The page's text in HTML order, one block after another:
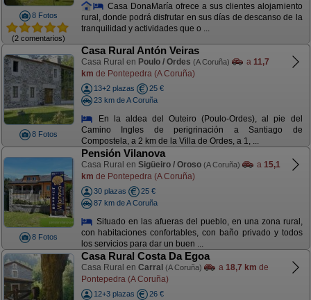
8 Fotos
(2 comentarios)
Casa DonaMaría ofrece a sus clientes alojamiento
rural, donde podrá disfrutar en sus días de descanso de la
tranquilidad y actividades que o ...
8 Fotos
Casa Rural Antón Veiras
Casa Rural en Poulo / Ordes (A Coruña) a 11,7
km de Pontepedra (A Coruña)
13+2 plazas
25 €
23 km de A Coruña
En la aldea del Outeiro (Poulo-Ordes), al pie del
Camino Ingles de perigrinación a Santiago de
Compostela, a 2 km de la Villa de Ordes, a 1, ...
8 Fotos
Pensión Vilanova
Casa Rural en Sigüeiro / Oroso (A Coruña) a 15,1
km de Pontepedra (A Coruña)
30 plazas
25 €
87 km de A Coruña
Situado en las afueras del pueblo, en una zona rural,
con habitaciones confortables, con baño privado y todos
los servicios para dar un buen ...
Casa Rural Costa Da Egoa
Casa Rural en Carral (A Coruña) a 18,7 km de
Pontepedra (A Coruña)
12+3 plazas
26 €